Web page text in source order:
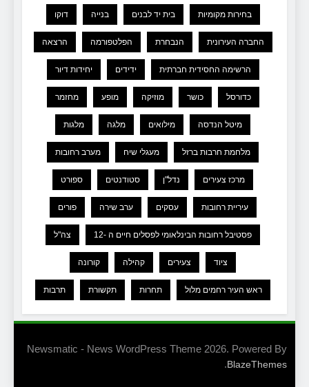
בחירות מקומיות בית יד לבנים בנייה דוקו
החברה העירונית הנבחרת הפלטפורמה הרצאה
הרשימה החסידית חברתית ידידים יחידות דיור
כדורסל כושר מוזיקה מופע מחזמר
מיטל הנדסה מילואים מלגה מלגות
מלחמת חרבות ברזל מעגלי שיח מערב רחובות
מרכז צעירים נדל"ן סטודנטים ספורט
עיריית רחובות עסקים ערב שירה פורים
פסטיבל רחובות הבינלאומי לפסלים חיים ה -12 צה"ל
ציוד צעירים קהילה קורונה
ראש העיר רחמים מלול תחרות תקשורת תרבות
Newsmatic - News WordPress Theme 2026. Powered By
BlazeThemes
.